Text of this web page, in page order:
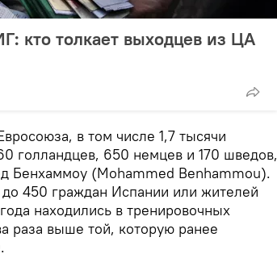
кто толкает выходцев из ЦА
в том числе 1,7 тысячи
голландцев, 650 немцев и 170 шведов,
Бенхаммоу (Mohammed Benhammou).
450 граждан Испании или жителей
находились в тренировочных
раза выше той, которую ранее